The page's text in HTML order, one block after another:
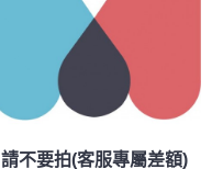
請不要拍(客服專屬差額)